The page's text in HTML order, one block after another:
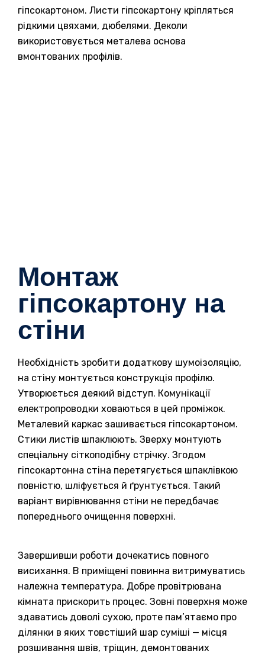
гіпсокартоном. Листи гіпсокартону кріпляться
рідкими цвяхами, дюбелями. Деколи
використовується металева основа
вмонтованих профілів.
Монтаж
гіпсокартону на
стіни
Необхідність зробити додаткову шумоізоляцію,
на стіну монтується конструкція профілю.
Утворюється деякий відступ. Комунікації
електропроводки ховаються в цей проміжок.
Металевий каркас зашивається гіпсокартоном.
Стики листів шпаклюють. Зверху монтують
спеціальну сіткоподібну стрічку. Згодом
гіпсокартонна стіна перетягується шпаклівкою
повністю, шліфується й ґрунтується. Такий
варіант вирівнювання стіни не передбачає
попереднього очищення поверхні.
Завершивши роботи дочекатись повного
висихання. В приміщені повинна витримуватись
належна температура. Добре провітрювана
кімната прискорить процес. Зовні поверхня може
здаватись доволі сухою, проте пам’ятаємо про
ділянки в яких товстіший шар суміші — місця
розшивання швів, тріщин, демонтованих